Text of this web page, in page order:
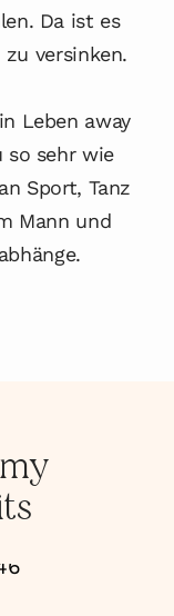
Da ist es
versinken.
Leben away
so sehr wie
Sport, Tanz
Mann und